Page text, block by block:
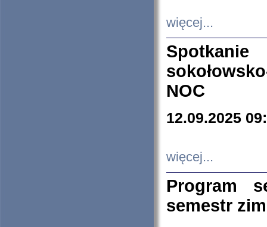
więcej...
NOC
12.09.2025
więcej...
Program
semestr